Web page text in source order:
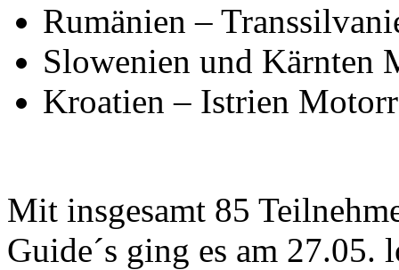
Rumänien –
Slowenien und Kärnten
Kroatien – Istrien
Mit insgesamt 85
Guide´s ging es am 27.05.